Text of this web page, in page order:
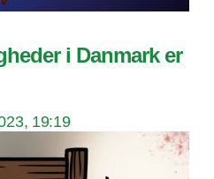
i Danmark er
19:19